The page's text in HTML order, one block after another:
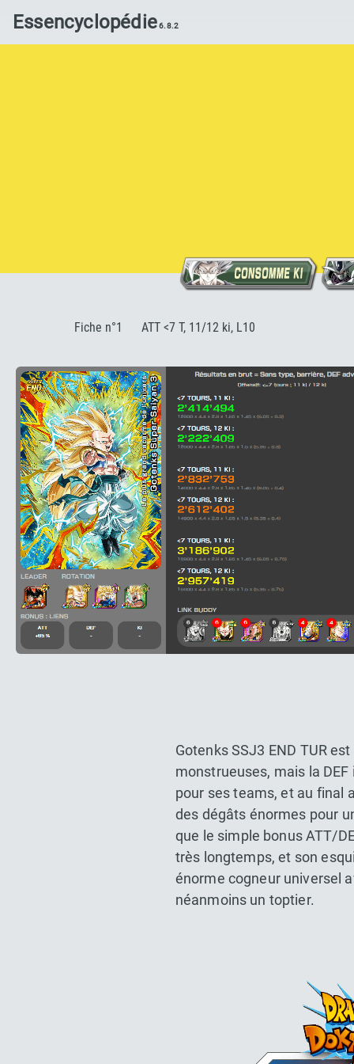
Essencyclopédie
Fiche n°1
Gotenks SSJ3 END TUR
monstrueuses, mais la
pour ses teams, et au final
des dégâts énormes pour
que le simple bonus ATT/
très longtemps, et son
énorme cogneur universel
néanmoins un toptier.